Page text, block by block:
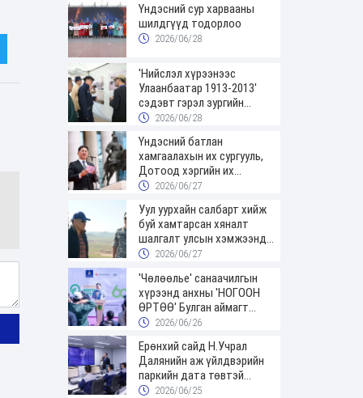
Үндэсний сур харвааны
шилдгүүд тодорлоо
2026/06/28
'Нийслэл хүрээнээс
Улаанбаатар 1913-2013'
сэдэвт гэрэл зургийн
үзэсгэлэнгээр зочиллоо
2026/06/28
Үндэсний батлан
хамгаалахын их сургууль,
Дотоод хэргийн их
сургуулийн төгсөгчид
авлаа
2026/06/27
Уул уурхайн салбарт хийж
буй хамтарсан хяналт
шалгалт улсын хэмжээнд
үргэлжилж байна
2026/06/27
'Чөлөөлье' санаачилгын
хүрээнд анхны 'НОГООН
ӨРТӨӨ' Булган аймагт
нээгдлээ
2026/06/26
Ерөнхий сайд Н.Учрал
Далянийн аж үйлдвэрийн
паркийн дата төвтэй
танилцав
2026/06/25